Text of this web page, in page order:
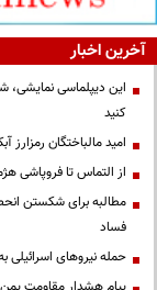
آخرین اخبار
این دیپلماسی
کنید
امید مالباختگان
از التماس تا فروپاشی
مطالبه برای شکستن
فساد
حمله نیروهای اسرائیلی